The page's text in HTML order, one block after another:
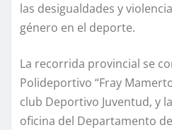
las desigualdades y
género en el deporte.
La recorrida provincial se
Polideportivo “Fray
club Deportivo Juventud, y
oficina del Departamento